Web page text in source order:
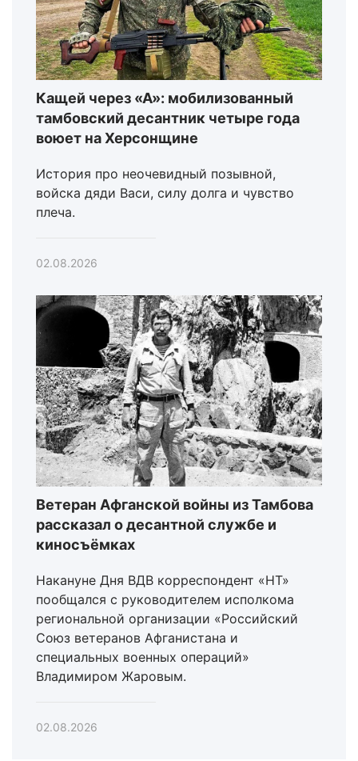
Кащей через «А»: мобилизованный
тамбовский десантник четыре года
воюет на Херсонщине
История про неочевидный позывной,
войска дяди Васи, силу долга и чувство
плеча.
02.08.2026
Ветеран Афганской войны из Тамбова
рассказал о десантной службе и
киносъёмках
Накануне Дня ВДВ корреспондент «НТ»
пообщался с руководителем исполкома
региональной организации «Российский
Союз ветеранов Афганистана и
специальных военных операций»
Владимиром Жаровым.
02.08.2026